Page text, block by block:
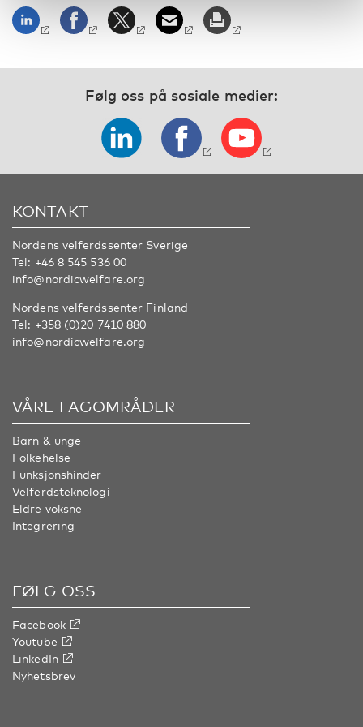
Følg oss på sosiale medier:
KONTAKT
Nordens velferdssenter Sverige
Tel: +46 8 545 536 00
info@nordicwelfare.org
Nordens velferdssenter Finland
Tel: +358 (0)20 7410 880
info@nordicwelfare.org
VÅRE FAGOMRÅDER
Barn & unge
Folkehelse
Funksjonshinder
Velferdsteknologi
Eldre voksne
Integrering
FØLG OSS
Facebook
Youtube
LinkedIn
Nyhetsbrev